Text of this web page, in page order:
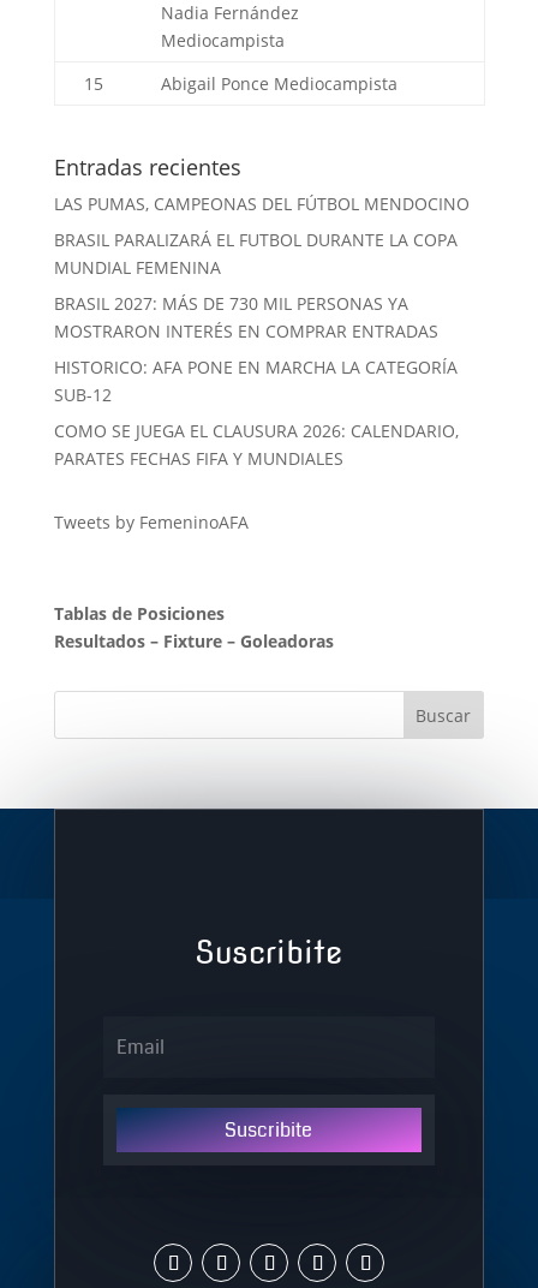
Nadia Fernández
Mediocampista
15
Abigail Ponce Mediocampista
Entradas recientes
LAS PUMAS, CAMPEONAS DEL FÚTBOL MENDOCINO
BRASIL PARALIZARÁ EL FUTBOL DURANTE LA COPA
MUNDIAL FEMENINA
BRASIL 2027: MÁS DE 730 MIL PERSONAS YA
MOSTRARON INTERÉS EN COMPRAR ENTRADAS
HISTORICO: AFA PONE EN MARCHA LA CATEGORÍA
SUB-12
COMO SE JUEGA EL CLAUSURA 2026: CALENDARIO,
PARATES FECHAS FIFA Y MUNDIALES
Tweets by FemeninoAFA
Tablas de Posiciones
Resultados– Fixture– Goleadoras
Suscribite
Suscribite